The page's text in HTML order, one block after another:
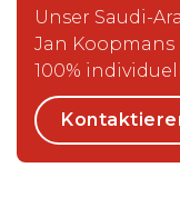
Unser Saudi-
Jan
100% individuell